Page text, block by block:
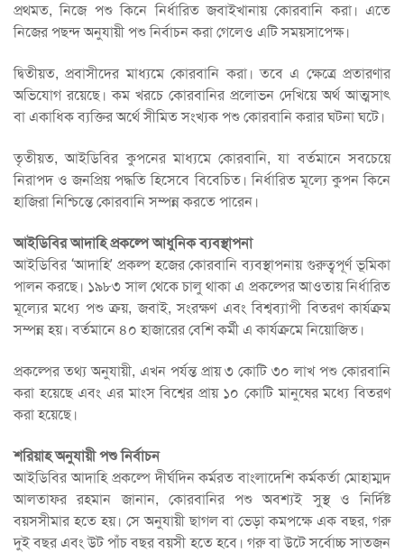
প্রথমত, নিজে পশু কিনে নির্ধারিত জবাইখানায় কোরবানি করা। এতে
নিজের পছন্দ অনুযায়ী পশু নির্বাচন করা গেলেও এটি সময়সাপেক্ষ।
দ্বিতীয়ত, প্রবাসীদের মাধ্যমে কোরবানি করা। তবে এ ক্ষেত্রে প্রতারণার
অভিযোগ রয়েছে। কম খরচে কোরবানির প্রলোভন দেখিয়ে অর্থ আত্মসাৎ
বা একাধিক ব্যক্তির অর্থে সীমিত সংখ্যক পশু কোরবানি করার ঘটনা ঘটে।
তৃতীয়ত, আইডিবির কুপনের মাধ্যমে কোরবানি, যা বর্তমানে সবচেয়ে
নিরাপদ ও জনপ্রিয় পদ্ধতি হিসেবে বিবেচিত। নির্ধারিত মূল্যে কুপন কিনে
হাজিরা নিশ্চিন্তে কোরবানি সম্পন্ন করতে পারেন।
আইডিবির আদাহি প্রকল্পে আধুনিক ব্যবস্থাপনা
আইডিবির ‘আদাহি’ প্রকল্প হজের কোরবানি ব্যবস্থাপনায় গুরুত্বপূর্ণ ভূমিকা
পালন করছে। ১৯৮৩ সাল থেকে চালু থাকা এ প্রকল্পের আওতায় নির্ধারিত
মূল্যের মধ্যে পশু ক্রয়, জবাই, সংরক্ষণ এবং বিশ্বব্যাপী বিতরণ কার্যক্রম
সম্পন্ন হয়। বর্তমানে ৪০ হাজারের বেশি কর্মী এ কার্যক্রমে নিয়োজিত।
প্রকল্পের তথ্য অনুযায়ী, এখন পর্যন্ত প্রায় ৩ কোটি ৩০ লাখ পশু কোরবানি
করা হয়েছে এবং এর মাংস বিশ্বের প্রায় ১০ কোটি মানুষের মধ্যে বিতরণ
করা হয়েছে।
শরিয়াহ অনুযায়ী পশু নির্বাচন
আইডিবির আদাহি প্রকল্পে দীর্ঘদিন কর্মরত বাংলাদেশি কর্মকর্তা মোহাম্মদ
আলতাফর রহমান জানান, কোরবানির পশু অবশ্যই সুস্থ ও নির্দিষ্ট
বয়সসীমার হতে হয়। সে অনুযায়ী ছাগল বা ভেড়া কমপক্ষে এক বছর, গরু
দুই বছর এবং উট পাঁচ বছর বয়সী হতে হবে। গরু বা উটে সর্বোচ্চ সাতজন